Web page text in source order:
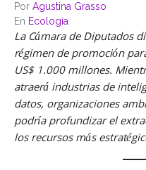
Por Agustina Grasso
En Ecología
La Cámara de Diputados
régimen de promoción
US$ 1.000 millones.
atraerá industrias de
datos, organizaciones
podría profundizar el
los recursos más